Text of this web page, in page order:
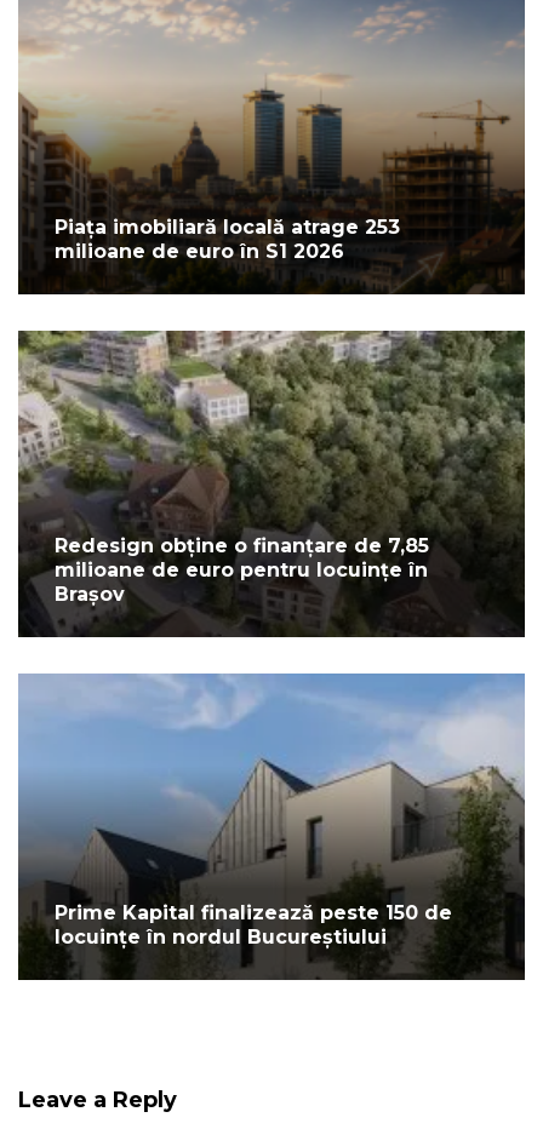
Piața imobiliară locală atrage 253
milioane de euro în S1 2026
Redesign obține o finanțare de 7,85
milioane de euro pentru locuințe în
Brașov
Prime Kapital finalizează peste 150 de
locuințe în nordul Bucureștiului
Leave a Reply